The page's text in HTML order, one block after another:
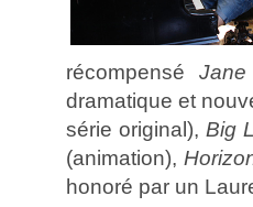
récompenséJane
dramatique et
série original), Big
(animation),
honoré par un